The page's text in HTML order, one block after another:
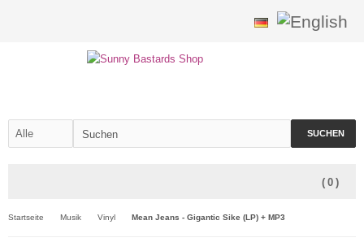
SUCHEN
( 0 )
Startseite Musik Vinyl Mean Jeans - Gigantic Sike (LP) + MP3